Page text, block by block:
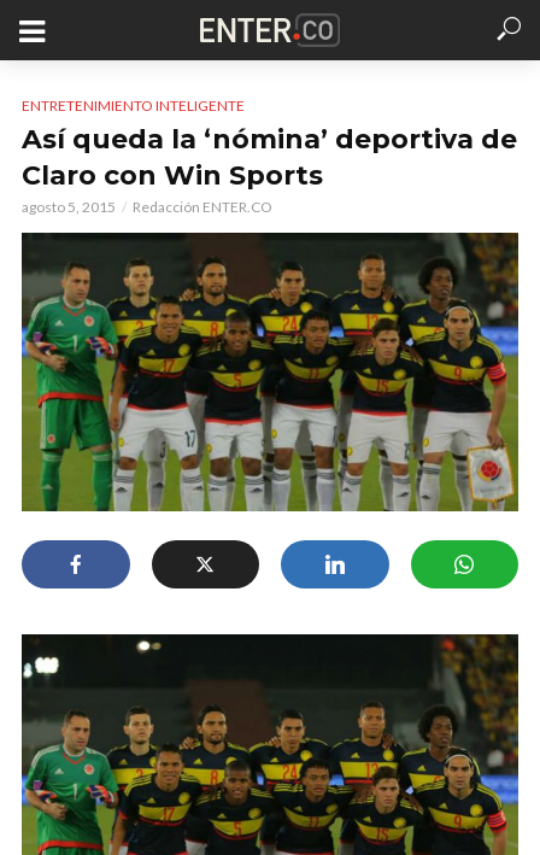
ENTRETENIMIENTO INTELIGENTE
Así queda la ‘nómina’ deportiva de
Claro con Win Sports
agosto 5, 2015 Redacción ENTER.CO